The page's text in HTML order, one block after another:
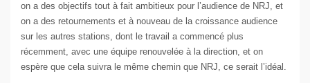
on a des objectifs tout à fait ambitieux pour l’audience de NRJ, et
on a des retournements et à nouveau de la croissance audience
sur les autres stations, dont le travail a commencé plus
récemment, avec une équipe renouvelée à la direction, et on
espère que cela suivra le même chemin que NRJ, ce serait l’idéal.